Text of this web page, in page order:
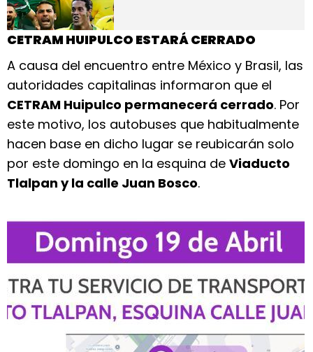
CETRAM HUIPULCO ESTARÁ CERRADO
A causa del encuentro entre México y Brasil, las
autoridades capitalinas informaron que el
CETRAM Huipulco permanecerá cerrado. Por
este motivo, los autobuses que habitualmente
hacen base en dicho lugar se reubicarán solo
por este domingo en la esquina de Viaducto
Tlalpan y la calle Juan Bosco.